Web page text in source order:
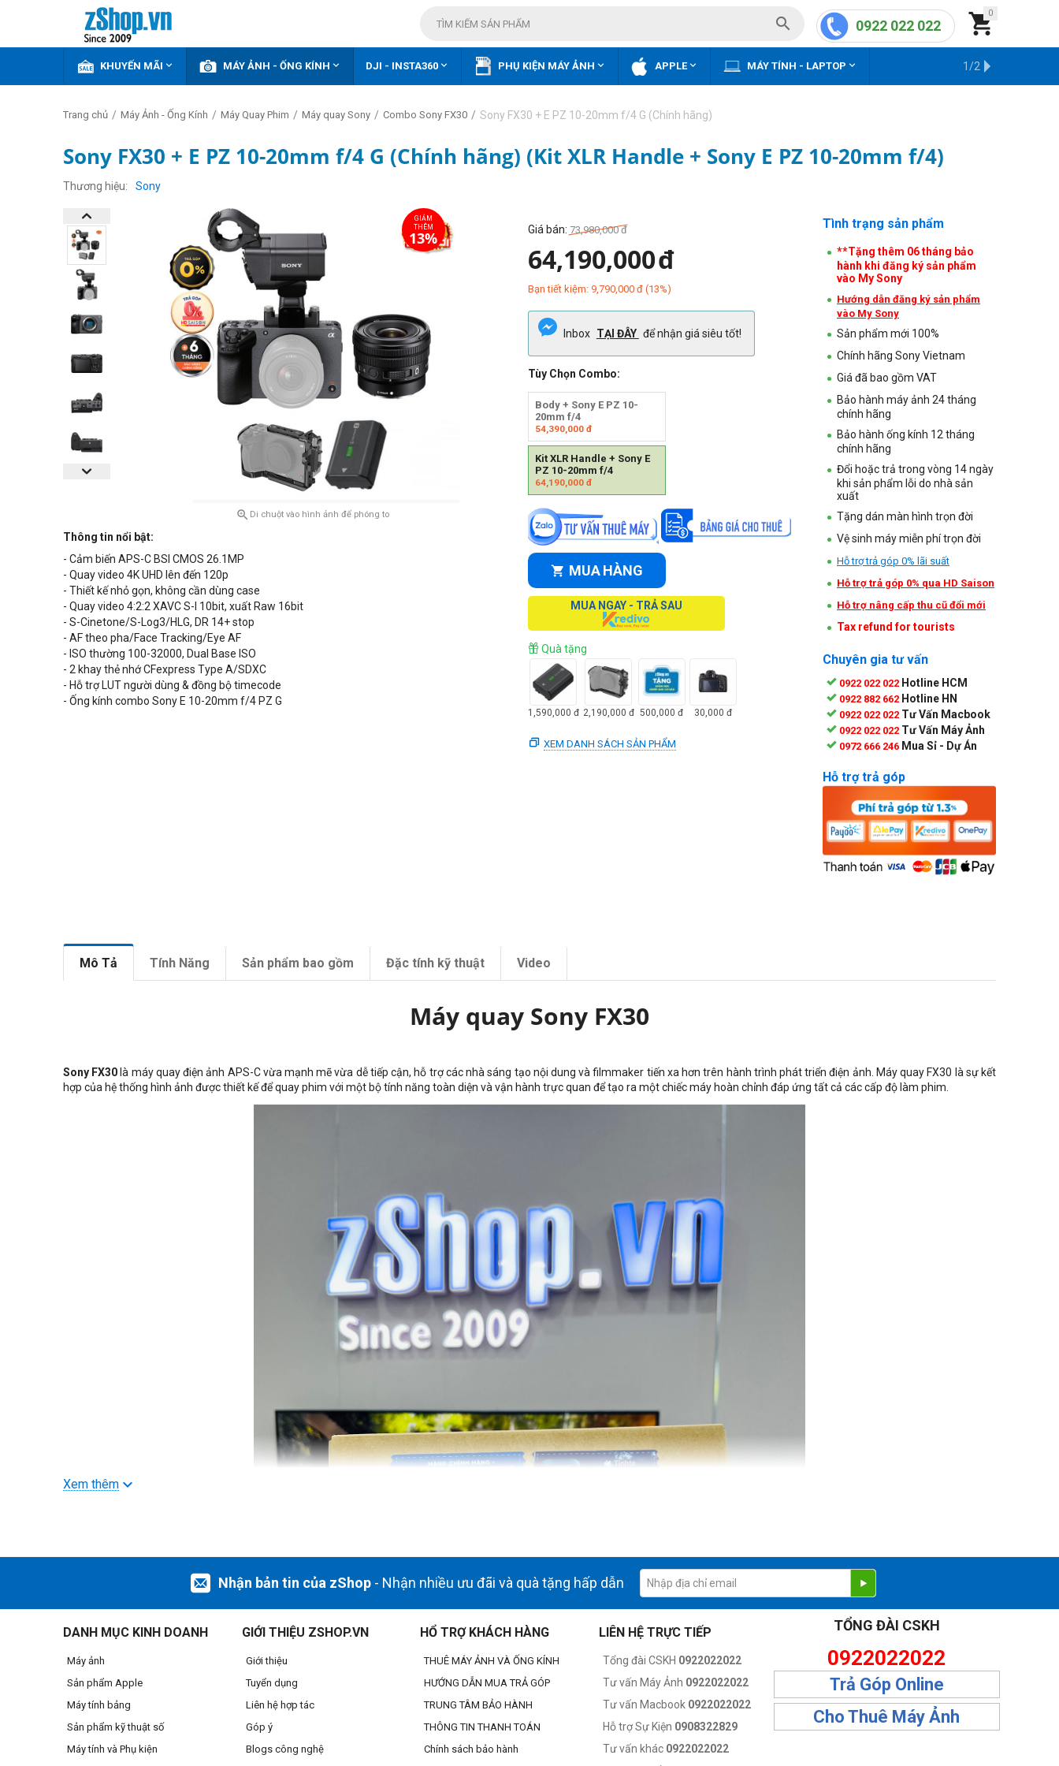
0

0922 022 022

KHUYẾN MÃI  MÁY ẢNH - ỐNG KÍNH  DJI - INSTA360  PHỤ KIỆN MÁY ẢNH  APPLE MÁY TÍNH - LAPTOP  KHO HÀNG CŨ
1/2
Trang chủ / Máy Ảnh - Ống Kính / Máy Quay Phim / Máy quay Sony / Combo Sony FX30 / Sony FX30 + E PZ 10-20mm f/4 G (Chính hãng)
Sony FX30 + E PZ 10-20mm f/4 G (Chính hãng) (Kit XLR Handle + Sony E PZ 10-20mm f/4)
Thương hiệu Sony
 Di chuột vào hình ảnh để phóng to
Thông tin nổi bật:
- Cảm biến APS-C BSI CMOS 26.1MP
- Quay video 4K UHD lên đến 120p
- Thiết kế nhỏ gọn, không cần dùng case
- Quay video 4:2:2 XAVC S-I 10bit, xuất Raw 16bit
- S-Cinetone/S-Log3/HLG, DR 14+ stop
- AF theo pha/Face Tracking/Eye AF
- ISO thường 100-32000, Dual Base ISO
- 2 khay thẻ nhớ CFexpress Type A/SDXC
- Hỗ trợ LUT người dùng & đồng bộ timecode
- Ống kính combo Sony E 10-20mm f/4 PZ G
Giá bán: 73,980,000 đ
64,190,000đ
Bạn tiết kiệm: 9,790,000đ(13%)
Inbox TẠI ĐÂY để nhận giá siêu tốt!
Tùy Chọn Combo:
Body + Sony E PZ 10-
20mm f/4
54,390,000đ
Kit XLR Handle + Sony E
PZ 10-20mm f/4
64,190,000đ
MUA HÀNG
MUA NGAY - TRẢ SAU
Quà tặng
1,590,000 đ 2,190,000 đ 500,000 đ 30,000 đ
XEM DANH SÁCH SẢN PHẨM
Tình trạng sản phẩm
**Tặng thêm 06 tháng bảo
hành khi đăng ký sản phẩm
vào My Sony
Hướng dẫn đăng ký sản phẩm
vào My Sony
Sản phẩm mới 100%
Chính hãng Sony Vietnam
Giá đã bao gồm VAT
Bảo hành máy ảnh 24 tháng
chính hãng
Bảo hành ống kính 12 tháng
chính hãng
Đổi hoặc trả trong vòng 14 ngày
khi sản phẩm lỗi do nhà sản
xuất
Tặng dán màn hình trọn đời
Vệ sinh máy miễn phí trọn đời
Hỗ trợ trả góp 0% lãi suất
Hỗ trợ trả góp 0% qua HD Saison
Hỗ trợ nâng cấp thu cũ đổi mới
Tax refund for tourists
Chuyên gia tư vấn
0922 022 022 Hotline HCM
0922 882 662 Hotline HN
0922 022 022 Tư Vấn Macbook
0922 022 022 Tư Vấn Máy Ảnh
0972 666 246 Mua Sỉ - Dự Án
Hỗ trợ trả góp
Mô Tả Tính Năng Sản phẩm bao gồm Đặc tính kỹ thuật Video
Máy quay Sony FX30
Sony FX30 là máy quay điện ảnh APS-C vừa mạnh mẽ vừa dễ tiếp cận, hỗ trợ các nhà sáng tạo nội dung và filmmaker tiến xa hơn trên hành trình phát triển điện ảnh. Máy quay FX30 là sự kết
hợp của hệ thống hình ảnh được thiết kế để quay phim với một bộ tính năng toàn diện và vận hành trực quan để tạo ra một chiếc máy hoàn chỉnh đáp ứng tất cả các cấp độ làm phim.
Xem thêm
Nhận bản tin của zShop - Nhận nhiều ưu đãi và quà tặng hấp dẫn
DANH MỤC KINH DOANH
Máy ảnh
Sản phẩm Apple
Máy tính bảng
Sản phẩm kỹ thuật số
Máy tính và Phụ kiện
GIỚI THIỆU ZSHOP.VN
Giới thiệu
Tuyển dụng
Liên hệ hợp tác
Góp ý
Blogs công nghệ
HỔ TRỢ KHÁCH HÀNG
THUÊ MÁY ẢNH VÀ ỐNG KÍNH
HƯỚNG DẪN MUA TRẢ GÓP
TRUNG TÂM BẢO HÀNH
THÔNG TIN THANH TOÁN
Chính sách bảo hành
LIÊN HỆ TRỰC TIẾP
Tổng đài CSKH 0922022022
Tư vấn Máy Ảnh 0922022022
Tư vấn Macbook 0922022022
Hỗ trợ Sự Kiện 0908322829
Tư vấn khác 0922022022
TỔNG ĐÀI CSKH
0922022022
Trả Góp Online
Cho Thuê Máy Ảnh